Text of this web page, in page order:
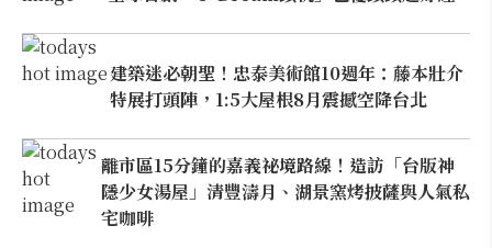
建築迷必朝聖！忠泰美術館10週年：藤本壯介
特展打頭陣，1:5大屋根8月震撼空降台北
離市區15分鐘的嘉義祕境路線！造訪「台版神
隱少女湯屋」清豐濤月、湖景窯烤披薩與人氣私
宅咖啡